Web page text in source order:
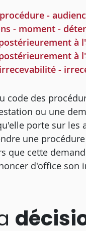
procédure -
- moment -
à
à
-
code des
ou une
porte sur les
une
que cette
d'office son